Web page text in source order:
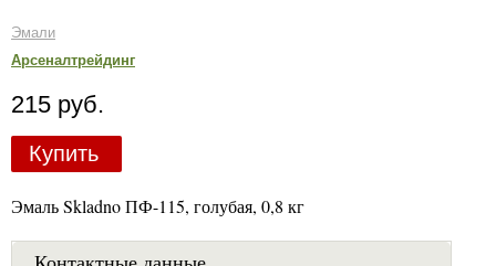
Эмали
Арсеналтрейдинг
215 руб.
Купить
Эмаль Skladno ПФ-115, голубая, 0,8 кг